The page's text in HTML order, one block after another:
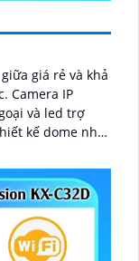
giá rẻ và khả
và led trợ
kế dome nhỏ